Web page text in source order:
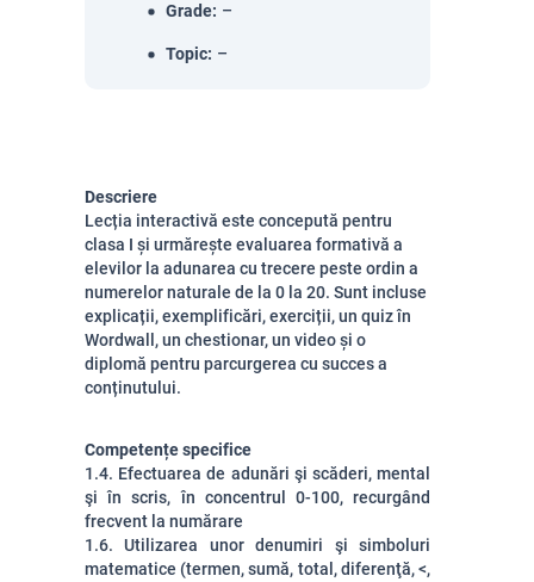
Grade: –
Topic: –
Descriere
Lecția interactivă este concepută pentru
clasa I și urmărește evaluarea formativă a
elevilor la adunarea cu trecere peste ordin a
numerelor naturale de la 0 la 20. Sunt incluse
explicații, exemplificări, exerciții, un quiz în
Wordwall, un chestionar, un video și o
diplomă pentru parcurgerea cu succes a
conținutului.
Competențe specifice
1.4. Efectuarea de adunări şi scăderi, mental
şi în scris, în concentrul 0-100, recurgând
frecvent la numărare
1.6. Utilizarea unor denumiri şi simboluri
matematice (termen, sumă, total, diferenţă, <,